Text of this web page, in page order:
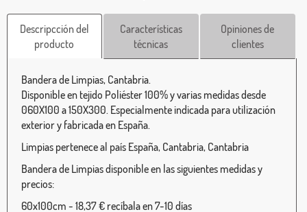
Descripcción del
producto
Características
técnicas
Opiniones de
clientes
Bandera de Limpias, Cantabria.
Disponible en tejido Poliéster 100% y varias medidas desde
060X100 a 150X300. Especialmente indicada para utilización
exterior y fabricada en España.
Limpias pertenece al país España, Cantabria, Cantabria
Bandera de Limpias disponible en las siguientes medidas y
precios:
60x100cm - 18,37 € recíbala en 7-10 días